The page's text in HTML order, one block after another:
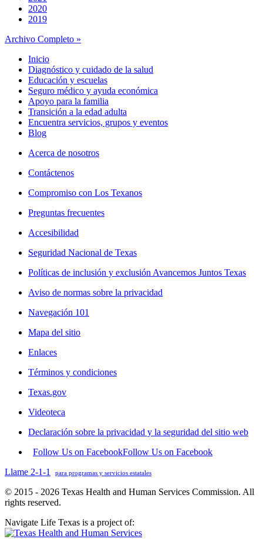
2020
2019
Archivo Completo »
Inicio
Diagnóstico y cuidado de la salud
Educación y escuelas
Seguro médico y ayuda económica
Apoyo para la familia
Transición a la edad adulta
Encuentra servicios, grupos y eventos
Blog
Acerca de nosotros
Contáctenos
Compromiso con Los Texanos
Preguntas frecuentes
Accesibilidad
Seguridad Nacional de Texas
Políticas de inclusión y exclusión Avancemos Juntos Texas
Aviso de normas sobre la privacidad
Navegación 101
Mapa del sitio
Enlaces
Términos y condiciones
Texas.gov
Videoteca
Declaración sobre la privacidad y la seguridad del sitio web
Follow Us on FacebookFollow Us on Facebook
Llame 2-1-1
para programas y servicios estatales
© 2015 - 2026 Texas Health and Human Services Commission. All
rights reserved.
Navigate Life Texas is a project of: